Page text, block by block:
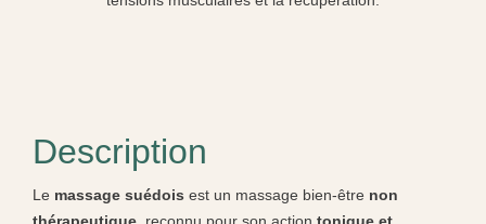
Description
Le massage suédois est un massage bien-être non